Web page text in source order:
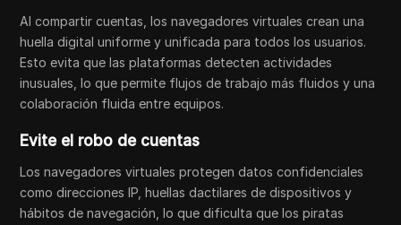
Al compartir cuentas, los navegadores virtuales crean una
huella digital uniforme y unificada para todos los usuarios.
Esto evita que las plataformas detecten actividades
inusuales, lo que permite flujos de trabajo más fluidos y una
colaboración fluida entre equipos.
Evite el robo de cuentas
Los navegadores virtuales protegen datos confidenciales
como direcciones IP, huellas dactilares de dispositivos y
hábitos de navegación, lo que dificulta que los piratas